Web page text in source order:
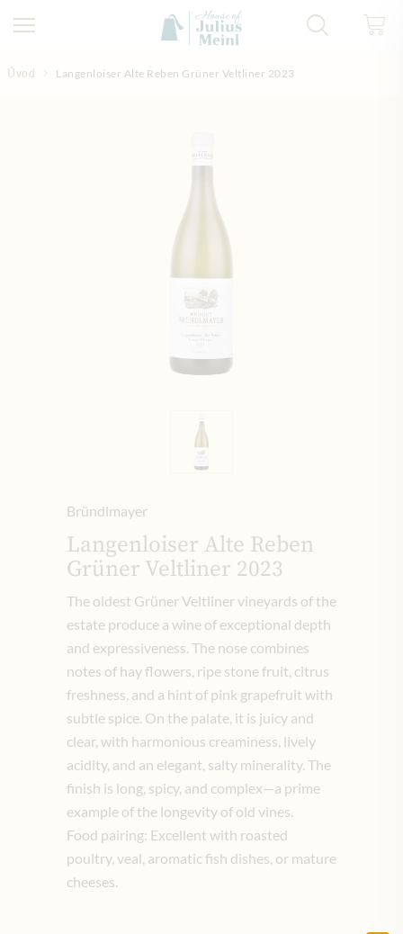
Úvod Langenloiser Alte Reben Grüner Veltliner 2023
Bründlmayer
Langenloiser Alte Reben
Grüner Veltliner 2023
The oldest Grüner Veltliner vineyards of the
estate produce a wine of exceptional depth
and expressiveness. The nose combines
notes of hay flowers, ripe stone fruit, citrus
freshness, and a hint of pink grapefruit with
subtle spice. On the palate, it is juicy and
clear, with harmonious creaminess, lively
acidity, and an elegant, salty minerality. The
finish is long, spicy, and complex—a prime
example of the longevity of old vines.
Food pairing: Excellent with roasted
poultry, veal, aromatic fish dishes, or mature
cheeses.